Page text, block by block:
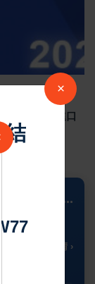
體下滑，進口
...
🌡️ 晴 ›
×
結